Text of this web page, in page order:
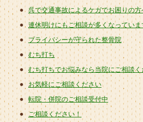
呉で交通事故によるケガでお困りの方
連休明けにもご相談が多くなっていま
プライバシーが守られた整骨院
むち打ち
むち打ちでお悩みなら当院にご相談く
お気軽にご相談ください
転院・併院のご相談受付中
ご相談ください！